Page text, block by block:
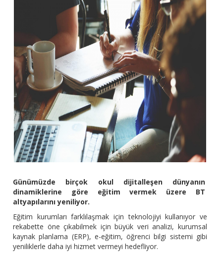
Günümüzde birçok okul dijitalleşen dünyanın
dinamiklerine göre eğitim vermek üzere BT
altyapılarını yeniliyor.
Eğitim kurumları farklılaşmak için teknolojiyi kullanıyor ve
rekabette öne çıkabilmek için büyük veri analizi, kurumsal
kaynak planlama (ERP), e-eğitim, öğrenci bilgi sistemi gibi
yeniliklerle daha iyi hizmet vermeyi hedefliyor.